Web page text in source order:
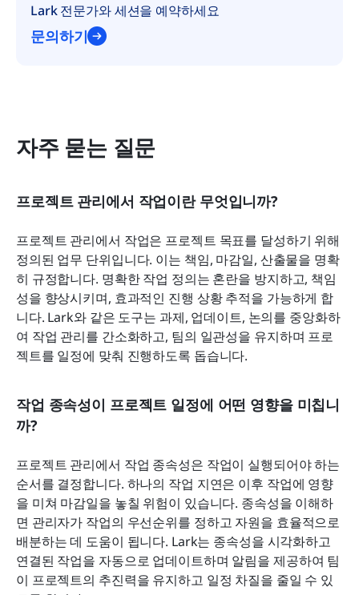
Lark 전문가와 세션을 예약하세요
문의하기
자주 묻는 질문
프로젝트 관리에서 작업이란 무엇입니까?
프로젝트 관리에서 작업은 프로젝트 목표를 달성하기 위해
정의된 업무 단위입니다. 이는 책임, 마감일, 산출물을 명확
히 규정합니다. 명확한 작업 정의는 혼란을 방지하고, 책임
성을 향상시키며, 효과적인 진행 상황 추적을 가능하게 합
니다. Lark와 같은 도구는 과제, 업데이트, 논의를 중앙화하
여 작업 관리를 간소화하고, 팀의 일관성을 유지하며 프로
젝트를 일정에 맞춰 진행하도록 돕습니다.
작업 종속성이 프로젝트 일정에 어떤 영향을 미칩니
까?
프로젝트 관리에서 작업 종속성은 작업이 실행되어야 하는
순서를 결정합니다. 하나의 작업 지연은 이후 작업에 영향
을 미쳐 마감일을 놓칠 위험이 있습니다. 종속성을 이해하
면 관리자가 작업의 우선순위를 정하고 자원을 효율적으로
배분하는 데 도움이 됩니다. Lark는 종속성을 시각화하고
연결된 작업을 자동으로 업데이트하며 알림을 제공하여 팀
이 프로젝트의 추진력을 유지하고 일정 차질을 줄일 수 있